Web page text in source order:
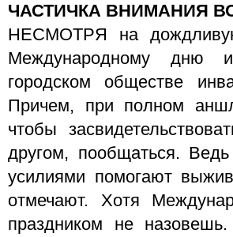
ЧАСТИЧКА ВНИМАНИЯ
НЕСМОТРЯ на дождливую
Международному дню
городском обществе
Причем, при полном
чтобы
другом, пообщаться.
усилиями помогают
отмечают. Хотя
праздником не